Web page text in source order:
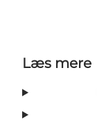
Læs mere